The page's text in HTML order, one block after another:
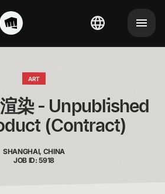
ART
染 - Unpublished
(Contract)
SHANGHAI, CHINA
JOB ID: 5918